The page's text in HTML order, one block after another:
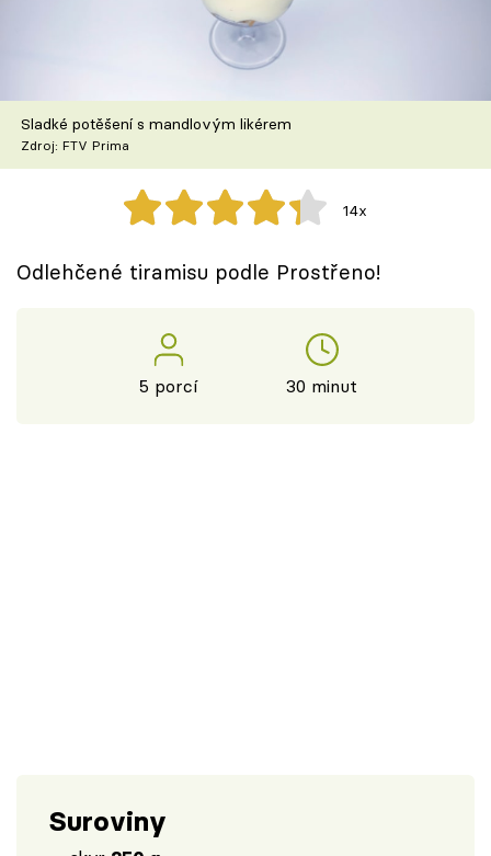
Speciál: Cuketa
Těhotnej kuchař
Sladké potěšení s mandlovým likérem
Zdroj: FTV Prima
14x
Odlehčené tiramisu podle Prostřeno!
5 porcí 30 minut
Suroviny